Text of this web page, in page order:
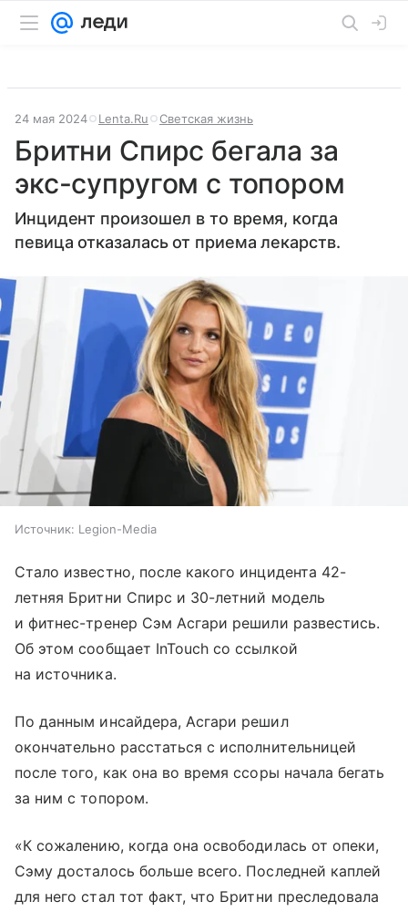
24 мая 2024 Lenta.Ru Светская жизнь
Бритни Спирс бегала за
экс-супругом с топором
Инцидент произошел в то время, когда
певица отказалась от приема лекарств.
Источник: Legion-Media
Стало известно, после какого инцидента 42-
летняя Бритни Спирс и 30-летний модель
и фитнес-тренер Сэм Асгари решили развестись.
Об этом сообщает InTouch со ссылкой
на источника.
По данным инсайдера, Асгари решил
окончательно расстаться с исполнительницей
после того, как она во время ссоры начала бегать
за ним с топором.
«К сожалению, когда она освободилась от опеки,
Сэму досталось больше всего. Последней каплей
для него стал тот факт, что Бритни преследовала